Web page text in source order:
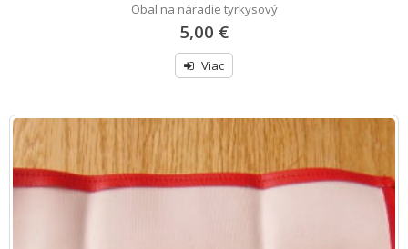
Obal na náradie tyrkysový
5,00 €
Viac